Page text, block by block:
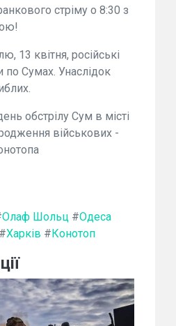
стріму о 8:30 з
13 квітня, російські
по Сумах. Унаслідок
обстрілу Сум в місті
військових -
Олаф Шольц #Одеса
#Харків #Конотоп